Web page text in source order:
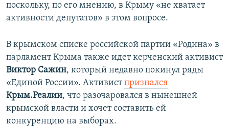
поскольку, по его мнению, в Крыму «не хватает
активности депутатов» в этом вопросе.
В крымском списке российской партии «Родина» в
парламент Крыма также идет керченский активист
Виктор Сажин, который недавно покинул ряды
«Единой России». Активистпризнался
Крым.Реалии, что разочаровался в нынешней
крымской власти и хочет составить ей
конкуренцию на выборах.